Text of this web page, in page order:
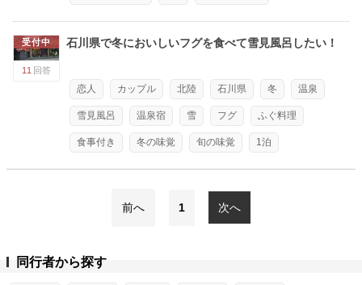
受付中
11 回答
石川県で冬においしいフグを食べて雪見風呂したい！
恋人 カップル 北陸 石川県 冬 温泉
雪見風呂 温泉宿 雪 フグ ふぐ料理
食事付き 冬の味覚 旬の味覚 1泊
前へ 1 次へ
同行者から探す